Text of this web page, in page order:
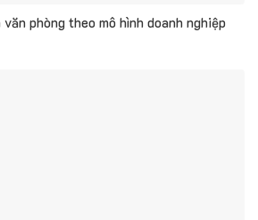
phòng theo mô hình doanh nghiệp